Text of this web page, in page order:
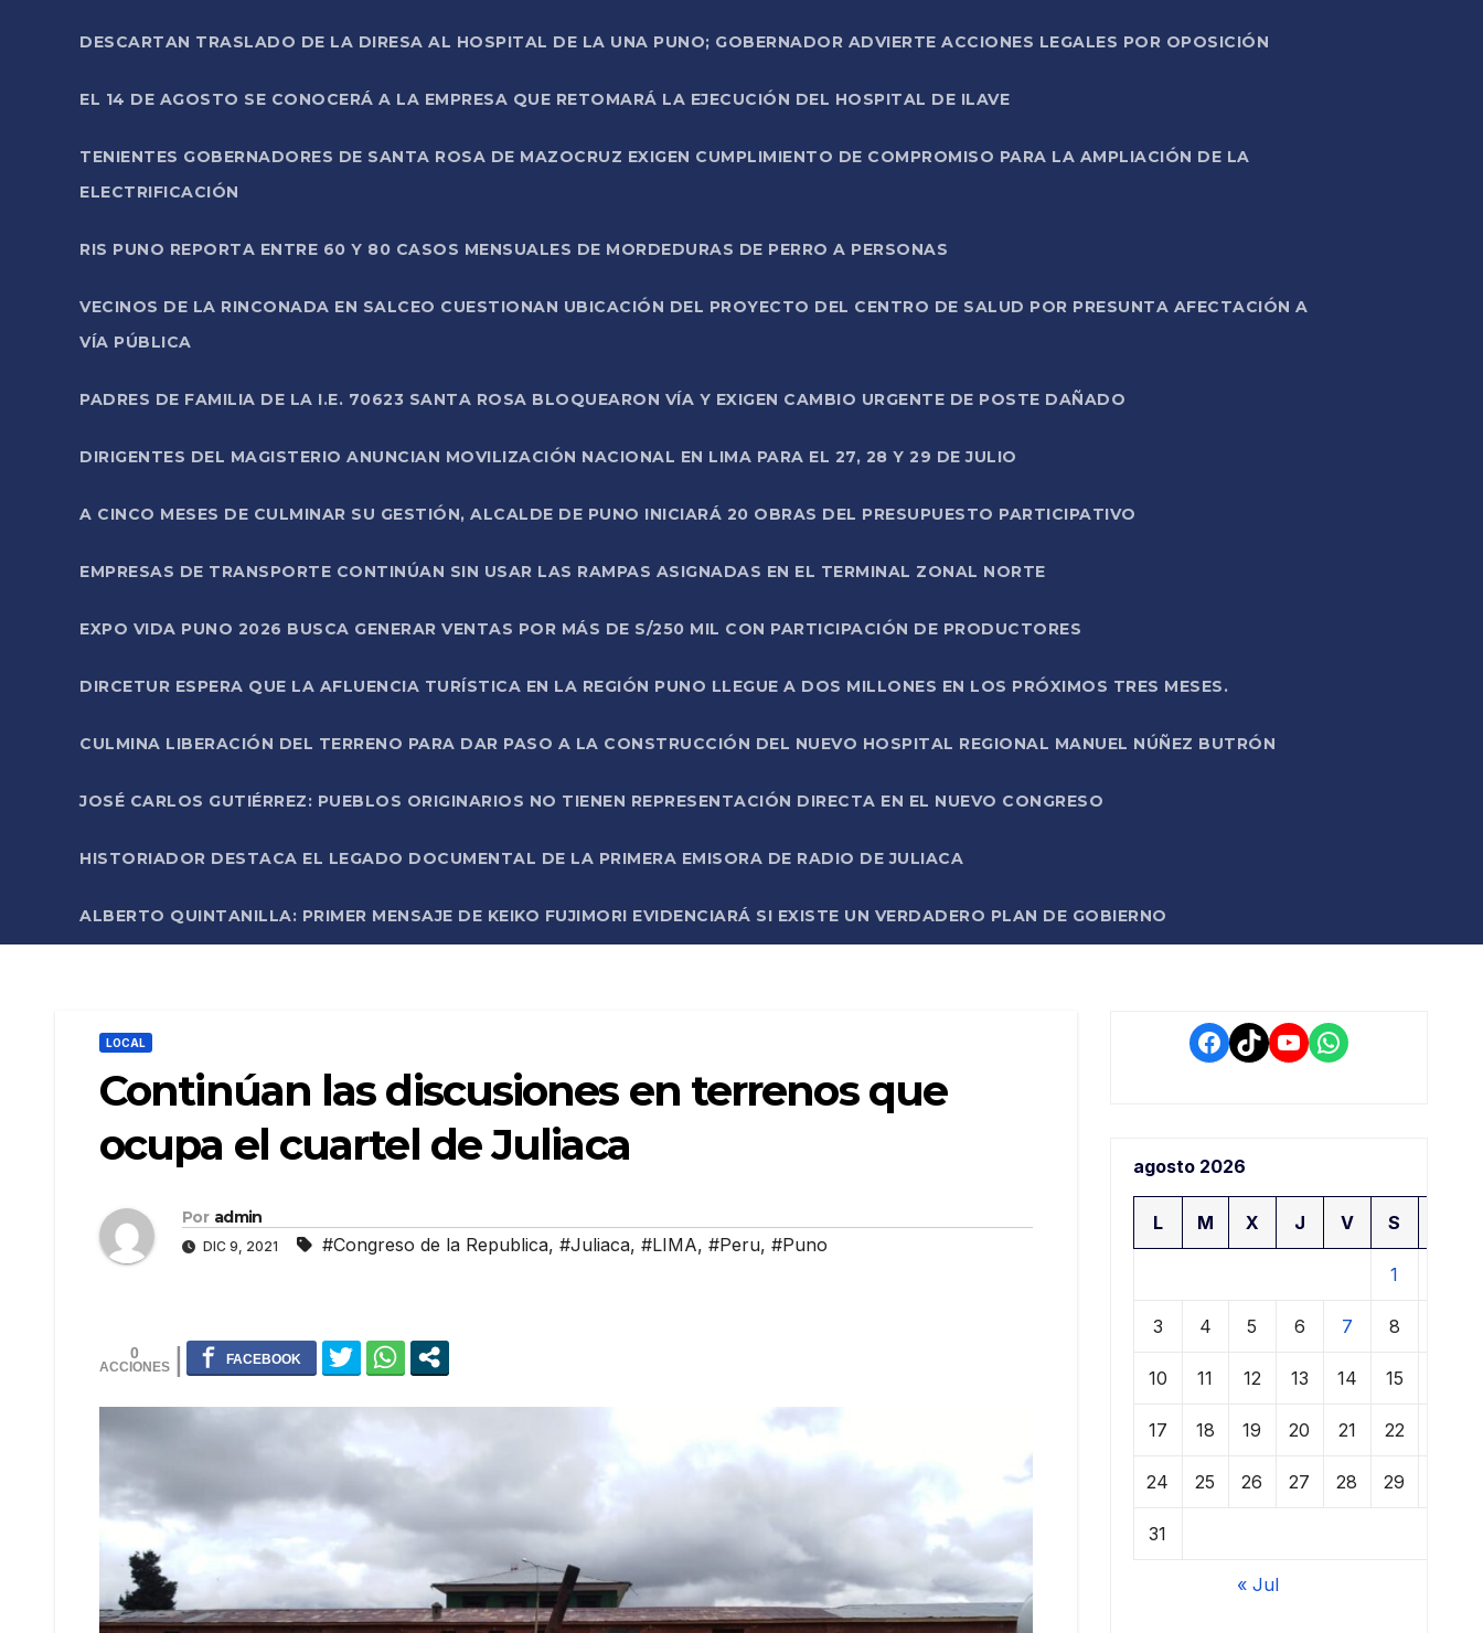
DESCARTAN TRASLADO DE LA DIRESA AL HOSPITAL DE LA UNA PUNO; GOBERNADOR ADVIERTE ACCIONES LEGALES POR OPOSICIÓN
EL 14 DE AGOSTO SE CONOCERÁ A LA EMPRESA QUE RETOMARÁ LA EJECUCIÓN DEL HOSPITAL DE ILAVE
TENIENTES GOBERNADORES DE SANTA ROSA DE MAZOCRUZ EXIGEN CUMPLIMIENTO DE COMPROMISO PARA LA AMPLIACIÓN DE LA
ELECTRIFICACIÓN
RIS PUNO REPORTA ENTRE 60 Y 80 CASOS MENSUALES DE MORDEDURAS DE PERRO A PERSONAS
VECINOS DE LA RINCONADA EN SALCEO CUESTIONAN UBICACIÓN DEL PROYECTO DEL CENTRO DE SALUD POR PRESUNTA AFECTACIÓN A
VÍA PÚBLICA
PADRES DE FAMILIA DE LA I.E. 70623 SANTA ROSA BLOQUEARON VÍA Y EXIGEN CAMBIO URGENTE DE POSTE DAÑADO
DIRIGENTES DEL MAGISTERIO ANUNCIAN MOVILIZACIÓN NACIONAL EN LIMA PARA EL 27, 28 Y 29 DE JULIO
A CINCO MESES DE CULMINAR SU GESTIÓN, ALCALDE DE PUNO INICIARÁ 20 OBRAS DEL PRESUPUESTO PARTICIPATIVO
EMPRESAS DE TRANSPORTE CONTINÚAN SIN USAR LAS RAMPAS ASIGNADAS EN EL TERMINAL ZONAL NORTE
EXPO VIDA PUNO 2026 BUSCA GENERAR VENTAS POR MÁS DE S/250 MIL CON PARTICIPACIÓN DE PRODUCTORES
DIRCETUR ESPERA QUE LA AFLUENCIA TURÍSTICA EN LA REGIÓN PUNO LLEGUE A DOS MILLONES EN LOS PRÓXIMOS TRES MESES.
CULMINA LIBERACIÓN DEL TERRENO PARA DAR PASO A LA CONSTRUCCIÓN DEL NUEVO HOSPITAL REGIONAL MANUEL NÚÑEZ BUTRÓN
JOSÉ CARLOS GUTIÉRREZ: PUEBLOS ORIGINARIOS NO TIENEN REPRESENTACIÓN DIRECTA EN EL NUEVO CONGRESO
HISTORIADOR DESTACA EL LEGADO DOCUMENTAL DE LA PRIMERA EMISORA DE RADIO DE JULIACA
ALBERTO QUINTANILLA: PRIMER MENSAJE DE KEIKO FUJIMORI EVIDENCIARÁ SI EXISTE UN VERDADERO PLAN DE GOBIERNO
LOCAL
Continúan las discusiones en terrenos que
ocupa el cuartel de Juliaca
Por admin
DIC 9, 2021 #Congreso de la Republica, #Juliaca, #LIMA, #Peru, #Puno
0
Facebook
TikTokYouTube
WhatsApp
agosto 2026
L M X J V S
1
3 4 5 6 7 8
10 11 12 13 14 15
17 18 19 20 21 22
24 25 26 27 28 29
31
« Jul